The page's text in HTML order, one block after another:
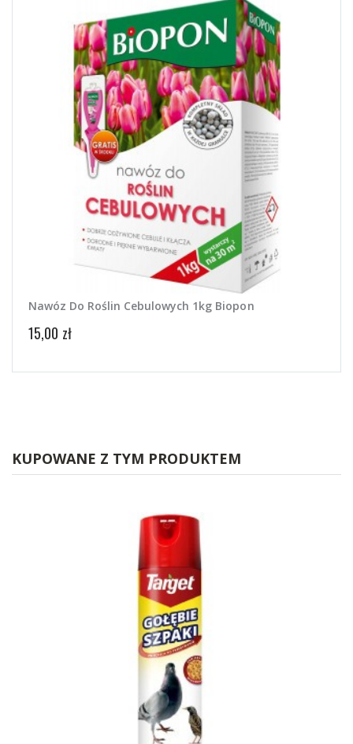
Nawóz Do Roślin Cebulowych 1kg Biopon
15,00 zł
KUPOWANE Z TYM PRODUKTEM